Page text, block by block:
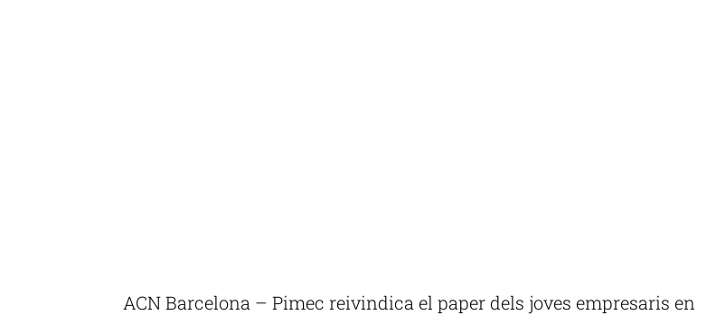
ACN Barcelona – Pimec reivindica el paper dels joves empresaris en